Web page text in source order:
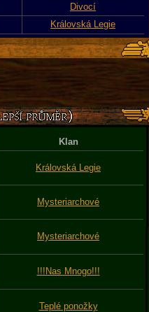
Divocí
Královská Legie
Klan
Královská Legie
Mysteriarchové
Mysteriarchové
!!!Nas Mnogo!!!
Teplé ponožky